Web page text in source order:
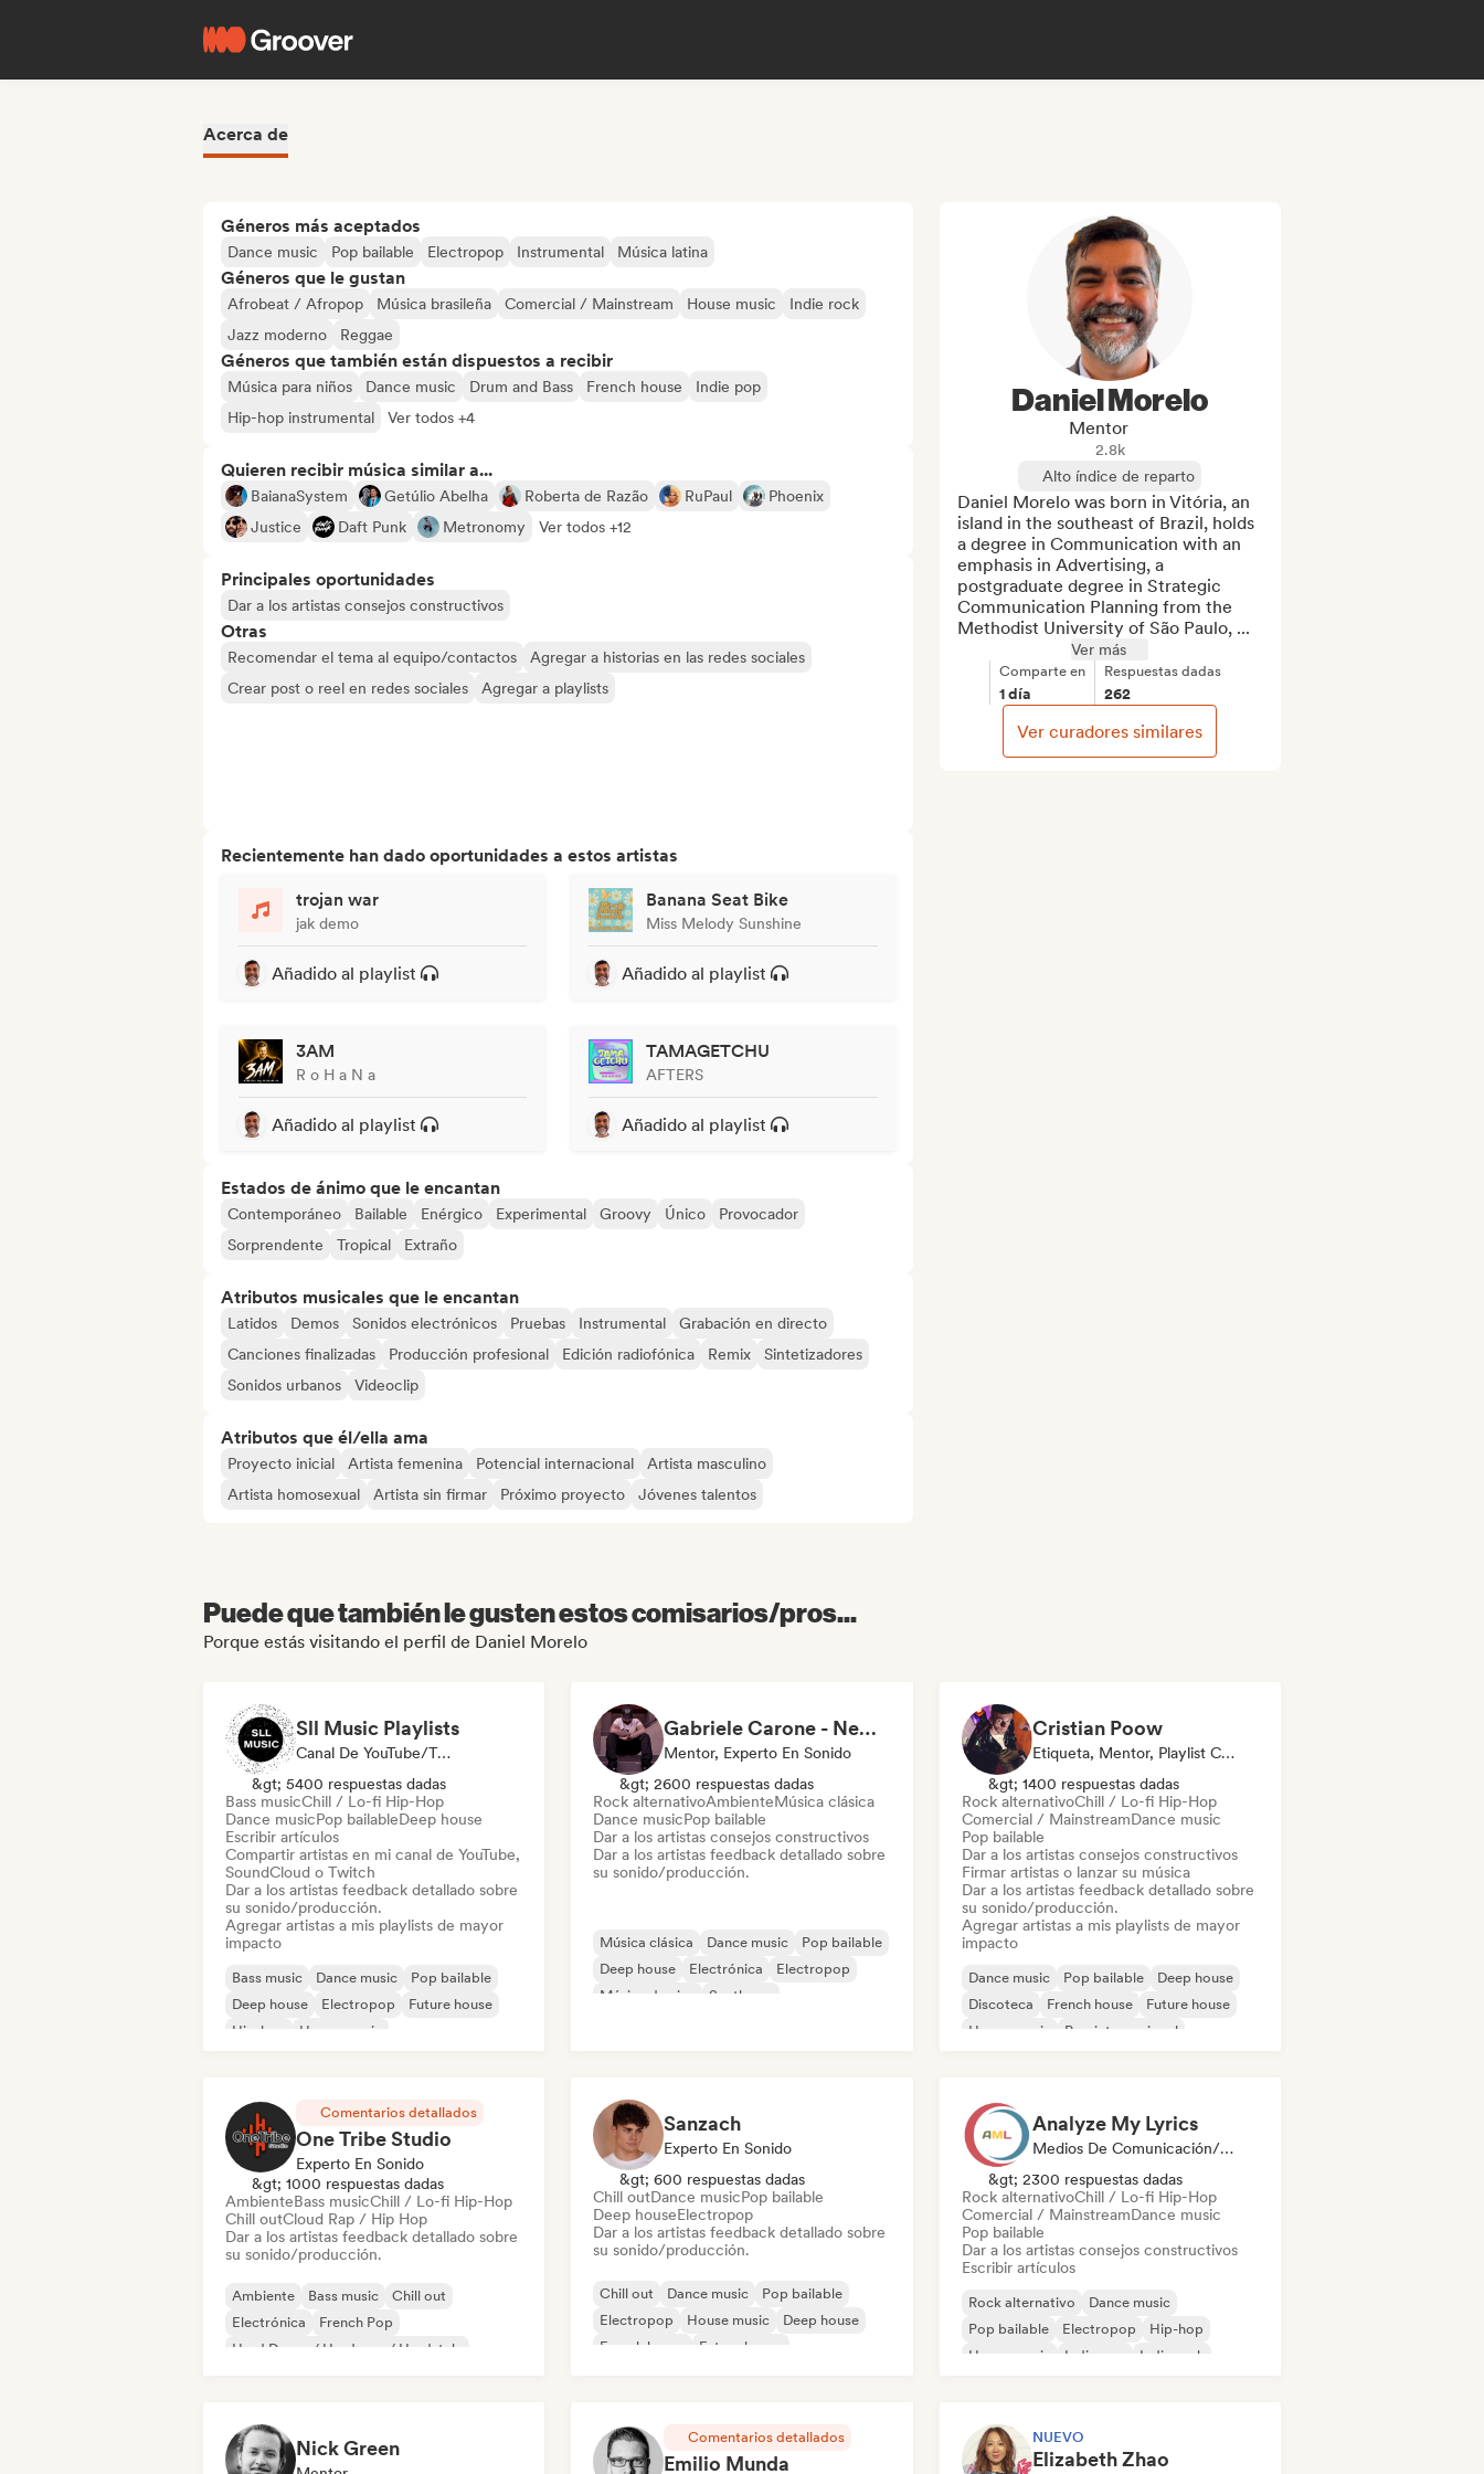
Acerca de
Géneros más aceptados
Dance music Pop bailable Electropop Instrumental Música latina
Géneros que le gustan
Afrobeat / Afropop Música brasileña Comercial / Mainstream House music
Indie rock
Jazz moderno
Reggae
Géneros que también están dispuestos a recibir
Música para niños Dance music Drum and Bass French house
Indie pop
Hip-hop instrumental
Ver todos +4
Quieren recibir música similar a...
BaianaSystem Getúlio Abelha Roberta de Razão RuPaul
Phoenix
Justice
Daft Punk Metronomy Ver todos +12
Principales oportunidades
Dar a los artistas consejos constructivos
Otras
Recomendar el tema al equipo/contactos
Agregar a historias en las redes sociales
Crear post o reel en redes sociales
Agregar a playlists
Recientemente han dado oportunidades a estos artistas
trojan war
jak demo
Añadido al playlist
Banana Seat Bike
Miss Melody Sunshine
Añadido al playlist
3AM
R o H a N a
Añadido al playlist
TAMAGETCHU
AFTERS
Añadido al playlist
Estados de ánimo que le encantan
Contemporáneo Bailable Enérgico Experimental Groovy Único
Provocador
Sorprendente
Tropical Extraño
Atributos musicales que le encantan
Latidos Demos Sonidos electrónicos Pruebas Instrumental
Grabación en directo
Canciones finalizadas
Producción profesional Edición radiofónica Remix
Sintetizadores
Sonidos urbanos
Videoclip
Atributos que él/ella ama
Proyecto inicial Artista femenina Potencial internacional
Artista masculino
Artista homosexual
Artista sin firmar Próximo proyecto Jóvenes talentos
Daniel Morelo
Mentor
2.8k
Alto índice de reparto
Daniel Morelo was born in Vitória, an
island in the southeast of Brazil, holds
a degree in Communication with an
emphasis in Advertising, a
postgraduate degree in Strategic
Communication Planning from the
Methodist University of São Paulo, ...
Ver más
Comparte en
1 día
Respuestas dadas
262
Ver curadores similares
Puede que también le gusten estos comisarios/pros...
Porque estás visitando el perfil de Daniel Morelo
Sll Music Playlists
Canal De YouTube/Twitch, Medios De Comunicación/Periodista, Playlist Curator, Experto En Sonido
&gt; 5400 respuestas dadas
Bass musicChill / Lo-fi Hip-Hop
Dance musicPop bailableDeep house
Escribir artículos
Compartir artistas en mi canal de YouTube,
SoundCloud o Twitch
Dar a los artistas feedback detallado sobre
su sonido/producción.
Agregar artistas a mis playlists de mayor
impacto
Bass music Dance music
Pop bailable
Deep house
Electropop
Future house
Hip-hop
House music
Gabriele Carone - NewAir Studio
Mentor, Experto En Sonido
&gt; 2600 respuestas dadas
Rock alternativoAmbienteMúsica clásica
Dance musicPop bailable
Dar a los artistas consejos constructivos
Dar a los artistas feedback detallado sobre
su sonido/producción.
Música clásica Dance music
Pop bailable
Deep house
Electrónica
Electropop
Música de cine
Synthpop
Cristian Poow
Etiqueta, Mentor, Playlist Curator, Experto En Sonido
&gt; 1400 respuestas dadas
Rock alternativoChill / Lo-fi Hip-Hop
Comercial / MainstreamDance music
Pop bailable
Dar a los artistas consejos constructivos
Firmar artistas o lanzar su música
Dar a los artistas feedback detallado sobre
su sonido/producción.
Agregar artistas a mis playlists de mayor
impacto
Dance music Pop bailable
Deep house
Discoteca
French house
Future house
House music
Pop internacional
Comentarios detallados
One Tribe Studio
Experto En Sonido
&gt; 1000 respuestas dadas
AmbienteBass musicChill / Lo-fi Hip-Hop
Chill outCloud Rap / Hip Hop
Dar a los artistas feedback detallado sobre
su sonido/producción.
Ambiente Bass music
Chill out
Electrónica
French Pop
Hard Dance / Hardcore / Hardstyle
Sanzach
Experto En Sonido
&gt; 600 respuestas dadas
Chill outDance musicPop bailable
Deep houseElectropop
Dar a los artistas feedback detallado sobre
su sonido/producción.
Chill out Dance music
Pop bailable
Electropop
House music
Deep house
French house
Future house
Analyze My Lyrics
Medios De Comunicación/Periodista, Mentor
&gt; 2300 respuestas dadas
Rock alternativoChill / Lo-fi Hip-Hop
Comercial / MainstreamDance music
Pop bailable
Dar a los artistas consejos constructivos
Escribir artículos
Rock alternativo
Dance music
Pop bailable
Electropop
Hip-hop
House music
Indie pop Indie rock
Nick Green Comentarios detallados
Emilio Munda
NUEVO
Elizabeth Zhao